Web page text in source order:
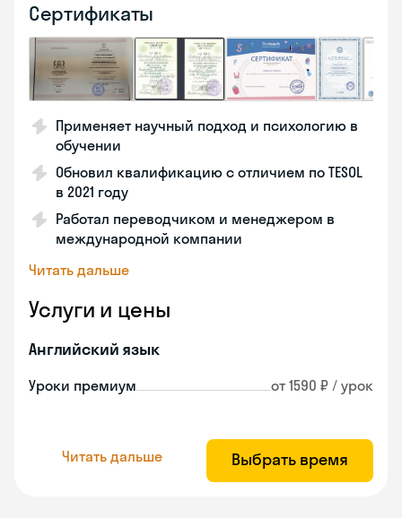
Сертификаты
Применяет научный подход и психологию в
обучении
Обновил квалификацию с отличием по TESOL
в 2021 году
Работал переводчиком и менеджером в
международной компании
Читать дальше
Услуги и цены
Английский язык
Уроки премиум от 1590 ₽ / урок
Читать дальше Выбрать время